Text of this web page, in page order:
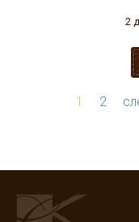
2
1 2